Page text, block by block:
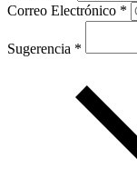
Correo Electrónico *
Sugerencia *